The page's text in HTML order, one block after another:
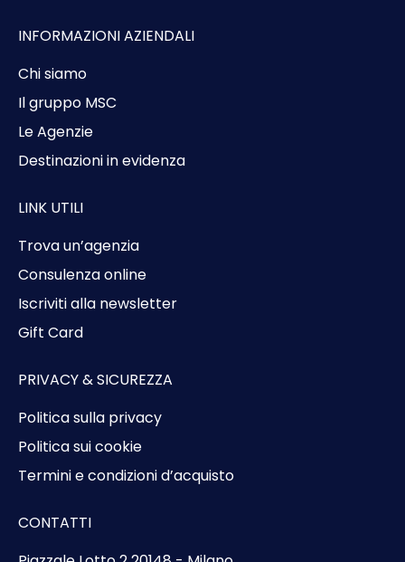
INFORMAZIONI AZIENDALI
Chi siamo
Il gruppo MSC
Le Agenzie
Destinazioni in evidenza
LINK UTILI
Trova un’agenzia
Consulenza online
Iscriviti alla newsletter
Gift Card
PRIVACY & SICUREZZA
Politica sulla privacy
Politica sui cookie
Termini e condizioni d’acquisto
CONTATTI